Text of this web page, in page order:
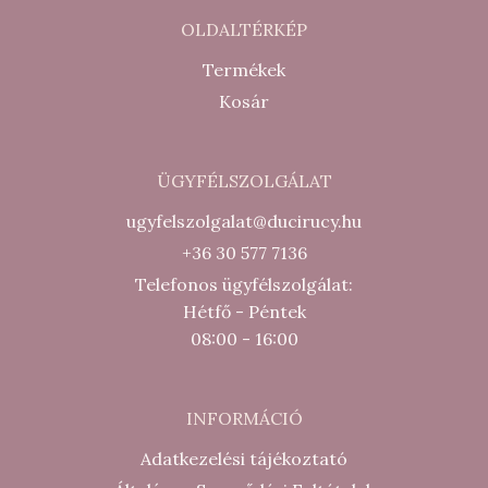
OLDALTÉRKÉP
Termékek
Kosár
ÜGYFÉLSZOLGÁLAT
ugyfelszolgalat@ducirucy.hu
+36 30 577 7136
Telefonos ügyfélszolgálat:
Hétfő - Péntek
08:00 - 16:00
INFORMÁCIÓ
Adatkezelési tájékoztató